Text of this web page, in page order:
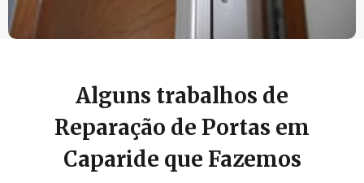
Alguns trabalhos de
Reparação de Portas em
Caparide que Fazemos